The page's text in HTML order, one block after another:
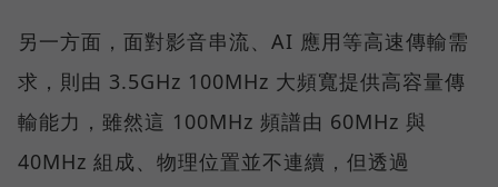
另一方面，面對影音串流、AI 應用等高速傳輸需
求，則由 3.5GHz 100MHz 大頻寬提供高容量傳
輸能力，雖然這 100MHz 頻譜由 60MHz 與
40MHz 組成、物理位置並不連續，但透過